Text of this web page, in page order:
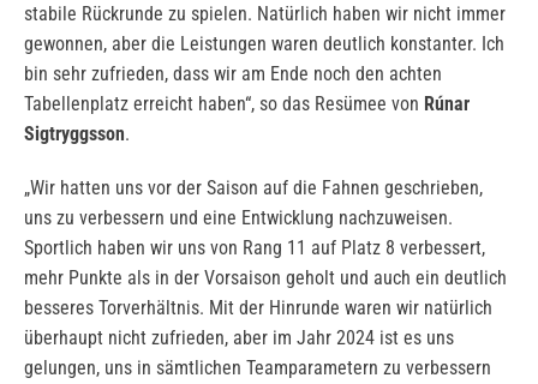
stabile Rückrunde zu spielen. Natürlich haben wir nicht immer
gewonnen, aber die Leistungen waren deutlich konstanter. Ich
bin sehr zufrieden, dass wir am Ende noch den achten
Tabellenplatz erreicht haben“, so das Resümee von Rúnar
Sigtryggsson.
„Wir hatten uns vor der Saison auf die Fahnen geschrieben,
uns zu verbessern und eine Entwicklung nachzuweisen.
Sportlich haben wir uns von Rang 11 auf Platz 8 verbessert,
mehr Punkte als in der Vorsaison geholt und auch ein deutlich
besseres Torverhältnis. Mit der Hinrunde waren wir natürlich
überhaupt nicht zufrieden, aber im Jahr 2024 ist es uns
gelungen, uns in sämtlichen Teamparametern zu verbessern